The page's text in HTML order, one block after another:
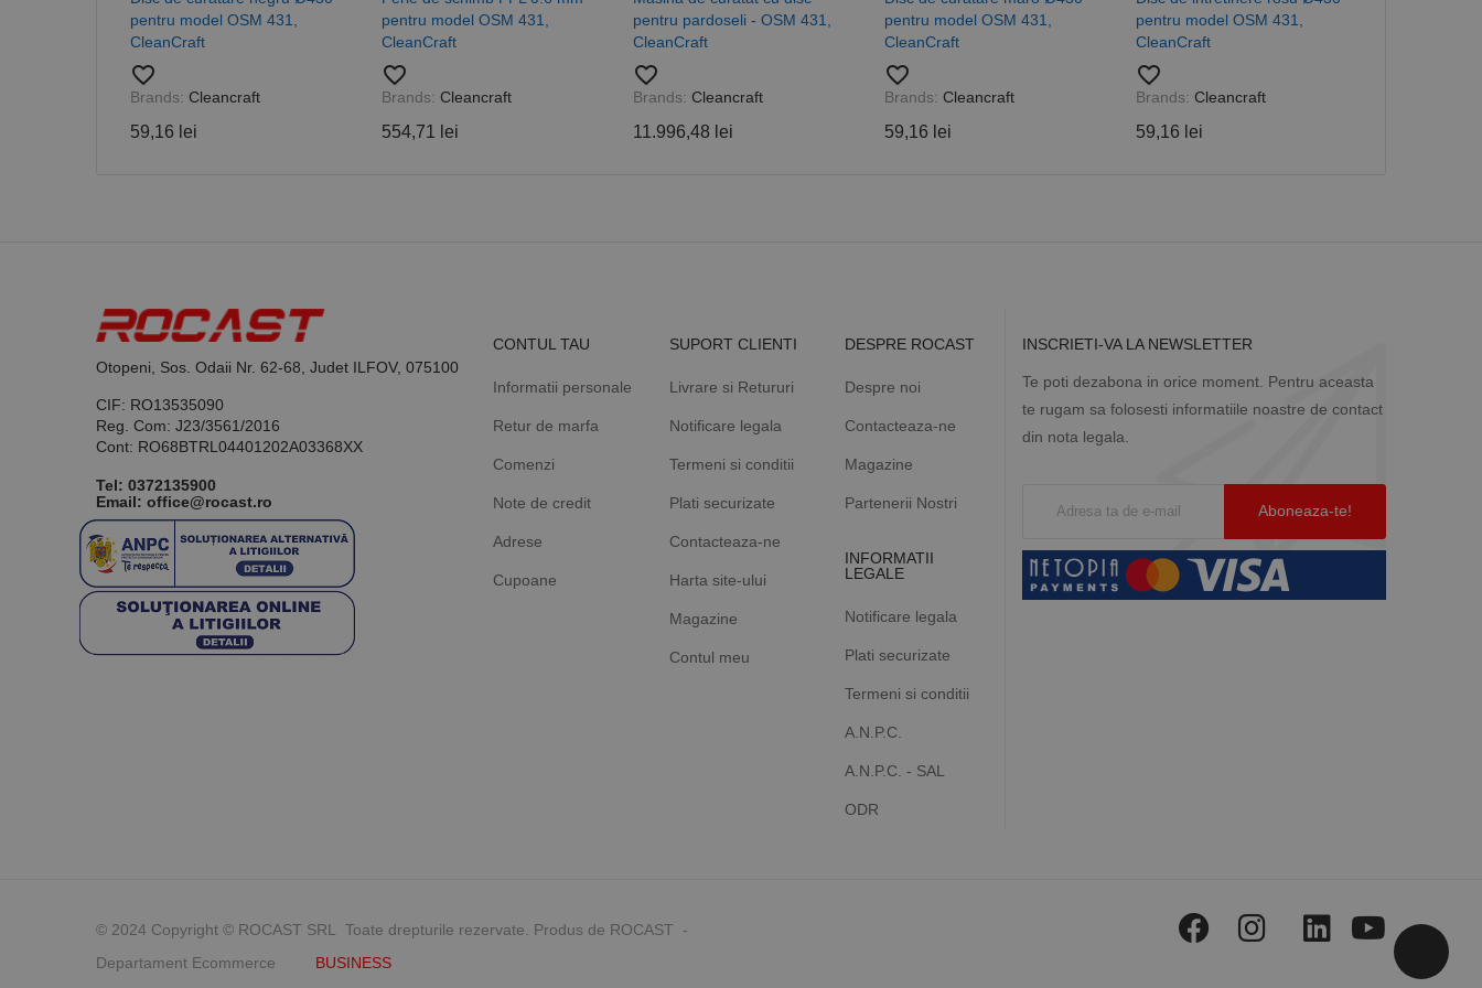
pentru model OSM 431,
CleanCraft
favorite_border
Brands: Cleancraft
59,16 lei
pentru model OSM 431,
CleanCraft
favorite_border
Brands: Cleancraft
554,71 lei
pentru pardoseli - OSM 431,
CleanCraft
favorite_border
Brands: Cleancraft
11.996,48 lei
pentru model OSM 431,
CleanCraft
favorite_border
Brands: Cleancraft
59,16 lei
pentru model OSM 431,
CleanCraft
favorite_border
Brands: Cleancraft
59,16 lei
Otopeni, Sos. Odaii Nr. 62-68, Judet ILFOV, 075100
CIF: RO13535090
Reg. Com: J23/3561/2016
Cont: RO68BTRL04401202A03368XX
Tel: 0372135900
Email: office@rocast.ro
CONTUL TAU
Informatii personale
Retur de marfa
Comenzi
Note de credit
Adrese
Cupoane
SUPORT CLIENTI
Livrare si Retururi
Notificare legala
Termeni si conditii
Plati securizate
Contacteaza-ne
Harta site-ului
Magazine
Contul meu
DESPRE ROCAST
Despre noi
Contacteaza-ne
Magazine
Partenerii Nostri
INFORMATII
LEGALE
Notificare legala
Plati securizate
Termeni si conditii
A.N.P.C.
A.N.P.C. - SAL
ODR
INSCRIETI-VA LA NEWSLETTER
Te poti dezabona in orice moment. Pentru aceasta
te rugam sa folosesti informatiile noastre de contact
din nota legala.
© 2024 Copyright © ROCAST SRL Toate drepturile rezervate. Produs de ROCAST -
Departament Ecommerce BUSINESS
de pagină dintr-un site și este utilizat pentru a calcula datele despre vizitatori,
sesiuni și campanii pentru rapoartele de analiză a site-urilor.